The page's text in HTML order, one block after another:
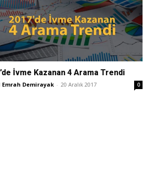
–
İvme Kazanan 4 Arama Trendi
Emrah Demirayak - 20 Aralık 2017 0